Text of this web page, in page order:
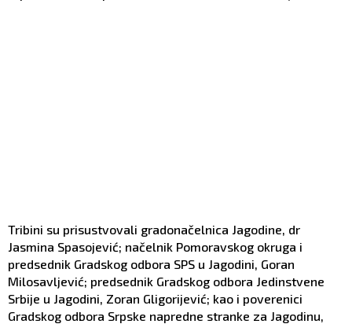
Tribini su prisustvovali gradonačelnica Jagodine, dr
Jasmina Spasojević; načelnik Pomoravskog okruga i
predsednik Gradskog odbora SPS u Jagodini, Goran
Milosavljević; predsednik Gradskog odbora Jedinstvene
Srbije u Jagodini, Zoran Gligorijević; kao i poverenici
Gradskog odbora Srpske napredne stranke za Jagodinu,